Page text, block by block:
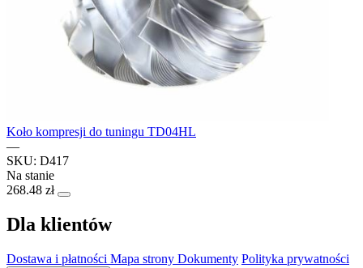
Koło kompresji do tuningu TD04HL
—
SKU: D417
Na stanie
268.48 zł
Dla klientów
Dostawa i płatności Mapa strony Dokumenty Polityka prywatności